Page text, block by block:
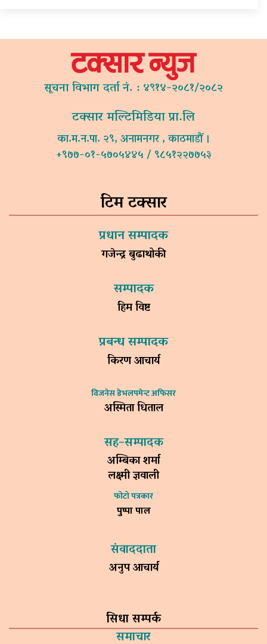
सूचना विभाग दर्ता नं. : ४९१४-२०८१/२०८२
टक्सार मल्टिमिडिया प्रा.लि
का.म.न.पा. २९, अनामनगर , काठमाडौं ।
+९७७-०१-५७०५४४५ / ९८५१२२७७५३
टिम टक्सार
प्रधान सम्पादक
गजेन्द्र बुढाथोकी
सम्पादक
हिम विष्ट
प्रबन्ध सम्पादक
किरण आचार्य
विजनेस डेभलपमेन्ट अफिसर
अस्मिता धिताल
सह–सम्पादक
अम्बिका शर्मा
लक्ष्मी ज्ञवाली
फोटो पत्रकार
पुष्पा पाल
संवाददाता
अनुप आचार्य
सिधा सम्पर्क
समाचार